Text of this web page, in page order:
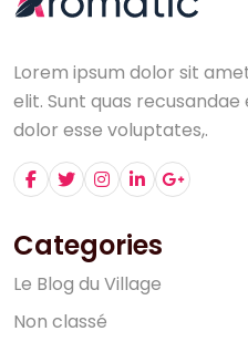
Lorem ipsum dolor sit
elit. Sunt quas
dolor esse voluptates,.
Categories
Le Blog du Village
Non classé